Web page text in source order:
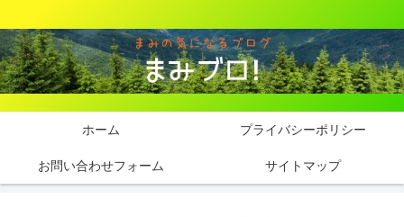
ホーム プライバシーポリシー
お問い合わせフォーム サイトマップ